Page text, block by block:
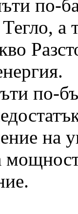
по-
а
по-
на